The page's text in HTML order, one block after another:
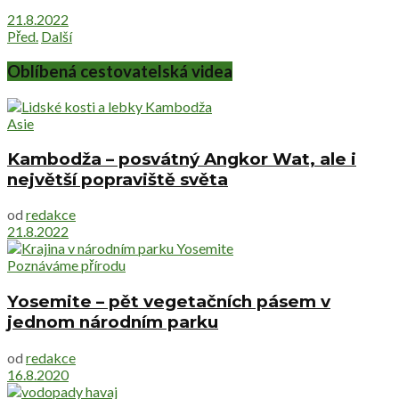
21.8.2022
Před. Další
Oblíbená cestovatelská videa
Asie
Kambodža – posvátný Angkor Wat, ale i
největší popraviště světa
od redakce
21.8.2022
Poznáváme přírodu
Yosemite – pět vegetačních pásem v
jednom národním parku
od redakce
16.8.2020